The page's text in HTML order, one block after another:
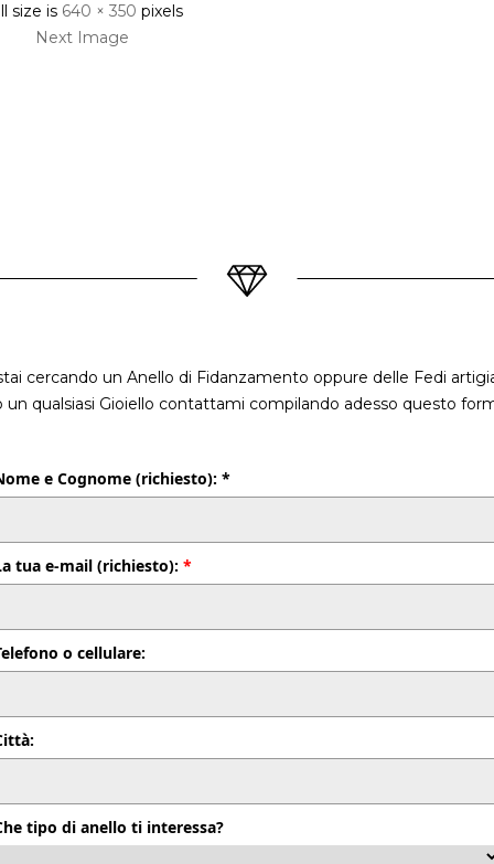
size is 640 × 350 pixels
Next Image
cercando un Anello di Fidanzamento oppure delle Fedi
un qualsiasi Gioiello contattami compilando adesso questo
e Cognome (richiesto): *
tua e-mail (richiesto): *
o cellulare:
tipo di anello ti interessa?